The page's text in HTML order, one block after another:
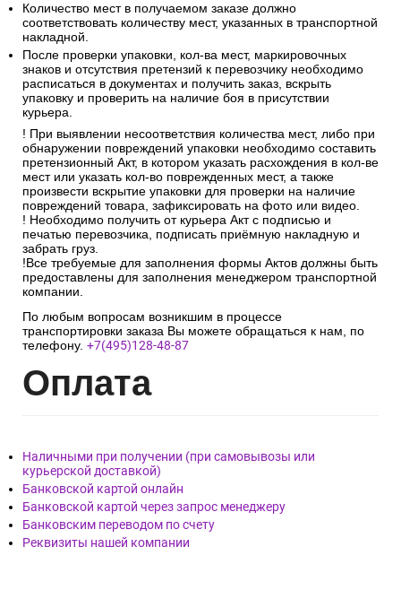
Количество мест в получаемом заказе должно
соответствовать количеству мест, указанных в транспортной
накладной.
После проверки упаковки, кол-ва мест, маркировочных
знаков и отсутствия претензий к перевозчику необходимо
расписаться в документах и получить заказ, вскрыть
упаковку и проверить на наличие боя в присутствии
курьера.
! При выявлении несоответствия количества мест, либо при
обнаружении повреждений упаковки необходимо составить
претензионный Акт, в котором указать расхождения в кол-ве
мест или указать кол-во поврежденных мест, а также
произвести вскрытие упаковки для проверки на наличие
повреждений товара, зафиксировать на фото или видео.
! Необходимо получить от курьера Акт с подписью и
печатью перевозчика, подписать приёмную накладную и
забрать груз.
!Все требуемые для заполнения формы Актов должны быть
предоставлены для заполнения менеджером транспортной
компании.
По любым вопросам возникшим в процессе
транспортировки заказа Вы можете обращаться к нам, по
телефону. +7(495)128-48-87
Оплата
Наличными при получении (при самовывозы или
курьерской доставкой)
Банковской картой онлайн
Банковской картой через запрос менеджеру
Банковским переводом по счету
Реквизиты нашей компании